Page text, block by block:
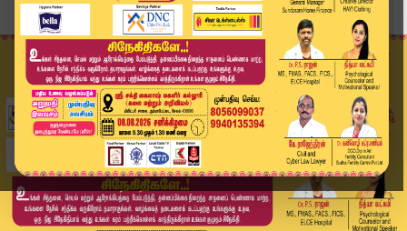
District News | 11 APR 2026 | Tamil News Today ...